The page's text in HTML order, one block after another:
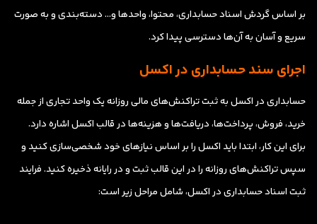
بر اساس گردش اسناد حسابداری، محتوا، واحدها و… دسته‌بندی و به صورت
سریع و آسان به آن‌ها دسترسی پیدا کرد.
اجرای سند حسابداری در اکسل
حسابداری در اکسل به ثبت تراکنش‌های مالی روزانه یک واحد تجاری از جمله
خرید، فروش، پرداخت‌ها، دریافت‌ها و هزینه‌ها در قالب اکسل اشاره دارد.
برای این کار، ابتدا باید اکسل را بر اساس نیازهای خود شخصی‌سازی کنید و
سپس تراکنش‌های روزانه را در این قالب ثبت و در رایانه ذخیره کنید. فرایند
ثبت اسناد حسابداری در اکسل، شامل مراحل زیر است: